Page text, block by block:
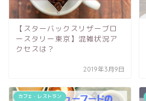
【スターバックスリザーブロ
ースタリー東京】混雑状況ア
クセスは？
2019年3月9日
カフェ・レストラン